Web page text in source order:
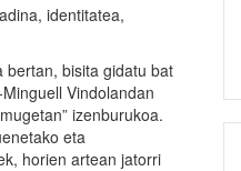
identitatea,
bertan, bisita gidatu bat
Vindolandan
izenburukoa.
eta
horien artean jatorri